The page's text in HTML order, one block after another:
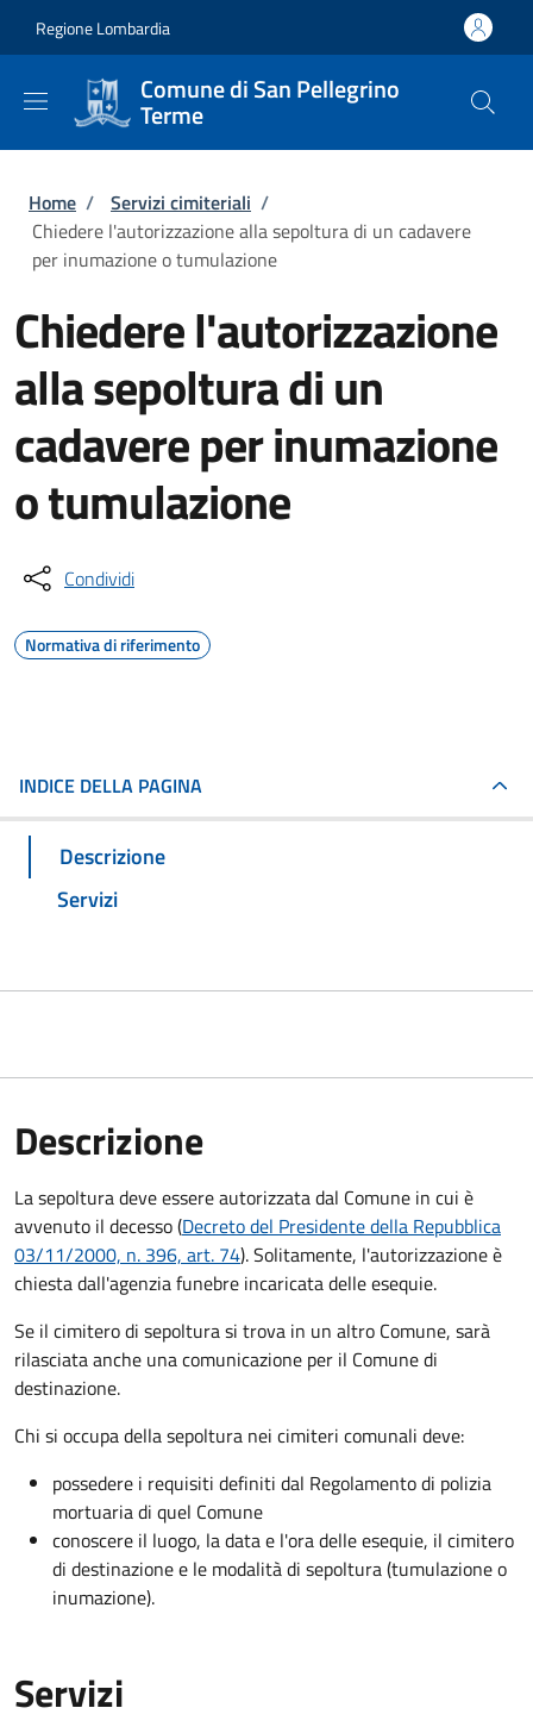
Regione Lombardia
Comune di San Pellegrino
Terme
Briciole di pane
Home / Servizi cimiteriali /
Chiedere l'autorizzazione alla sepoltura di un cadavere
per inumazione o tumulazione
Chiedere l'autorizzazione
alla sepoltura di un
cadavere per inumazione
o tumulazione
Condividi
Normativa di riferimento
INDICE DELLA PAGINA
Descrizione
Servizi
Descrizione
La sepoltura deve essere autorizzata dal Comune in cui è
avvenuto il decesso (Decreto del Presidente della Repubblica
03/11/2000, n. 396, art. 74). Solitamente, l'autorizzazione è
chiesta dall'agenzia funebre incaricata delle esequie.
Se il cimitero di sepoltura si trova in un altro Comune, sarà
rilasciata anche una comunicazione per il Comune di
destinazione.
Chi si occupa della sepoltura nei cimiteri comunali deve:
possedere i requisiti definiti dal Regolamento di polizia
mortuaria di quel Comune
conoscere il luogo, la data e l'ora delle esequie, il cimitero
di destinazione e le modalità di sepoltura (tumulazione o
inumazione).
Servizi